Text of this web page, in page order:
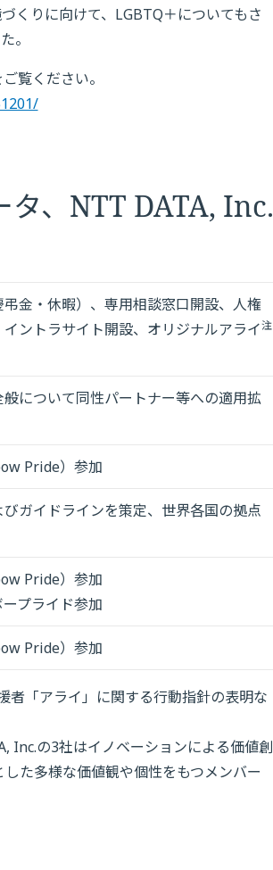
くりに向けて、LGBTQ＋についてもさ
。
覧ください。
タ、NTT DATA, Inc.
金・休暇）、専用相談窓口開設、人権
ントラサイト開設、オリジナルアライ注
について同性パートナー等への適用拡
Pride）参加
ガイドラインを策定、世界各国の拠点
Pride）参加
プライド参加
Pride）参加
者「アライ」に関する行動指針の表明な
Inc.の3社はイノベーションによる価値創
た多様な価値観や個性をもつメンバー